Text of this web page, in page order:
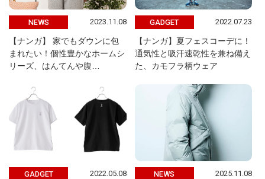
NEWS 2023.11.08
【ナンガ】 家でもダウンに包
まれたい！個性豊かなホームシ
リーズ、はんてんや腹…
GADGET 2022.07.23
【ナンガ】夏フェスコーデに！
通気性と吸汗速乾性を兼ね備え
た、カモフラ柄ウェア
GADGET 2022.05.08 NEWS 2025.11.08